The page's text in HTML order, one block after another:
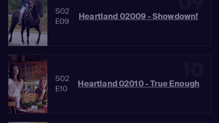
S02
E09
Heartland 02009 - Showdown!
S02
E10
Heartland 02010 - True Enough